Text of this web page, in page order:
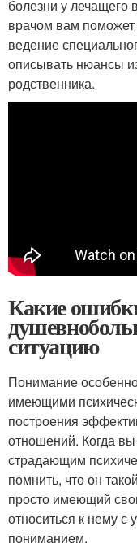
болезни у лечащего
врачом вам поможет
ведение
описывать нюансы
родственника.
Какие
ситуацию
Понимание
имеющими
построения
отношений. Когда вы
страдающим
помнить, что он
просто имеющий
относиться к нему
пониманием.